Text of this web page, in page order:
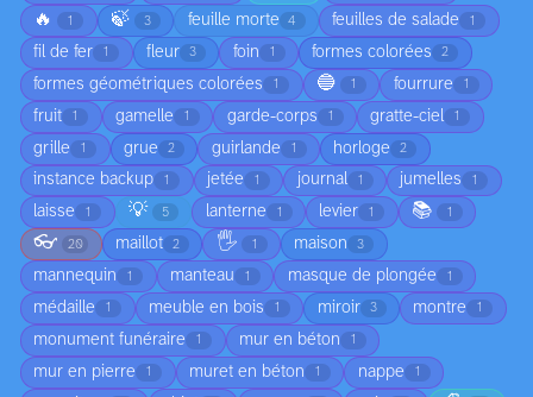
🔥 1 🍃 3 feuille morte 4 feuilles de salade 1
fil de fer 1 fleur 3 foin 1 formes colorées 2
formes géométriques colorées 1 🔵 1 fourrure 1
fruit 1 gamelle 1 garde-corps 1 gratte-ciel 1
grille 1 grue 2 guirlande 1 horloge 2
instance backup 1 jetée 1 journal 1 jumelles 1
laisse 1 💡 5 lanterne 1 levier 1 📚 1
👓 20 maillot 2 🖐️ 1 maison 3
mannequin 1 manteau 1 masque de plongée 1
médaille 1 meuble en bois 1 miroir 3 montre 1
monument funéraire 1 mur en béton 1
mur en pierre 1 muret en béton 1 nappe 1